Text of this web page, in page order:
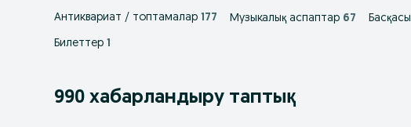
Антиквариат / топтамалар 177 Музыкалық аспаптар 67 Басқасы
Билеттер 1
990 хабарландыру таптық